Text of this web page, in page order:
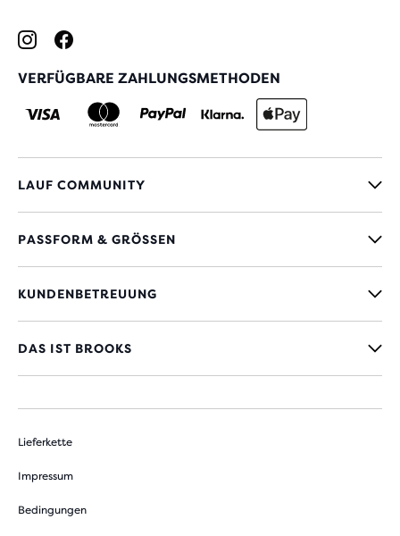
VERFÜGBARE ZAHLUNGSMETHODEN
LAUF COMMUNITY
PASSFORM & GRÖSSEN
KUNDENBETREUUNG
DAS IST BROOKS
Lieferkette
Impressum
Bedingungen